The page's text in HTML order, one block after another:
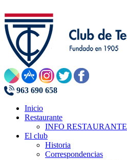
963 690 658
Inicio
Restaurante
INFO RESTAURANTE
El club
Historia
Correspondencias